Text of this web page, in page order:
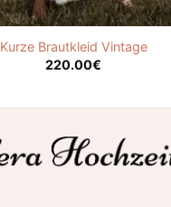
Kurze Brautkleid Vintage
220.00€